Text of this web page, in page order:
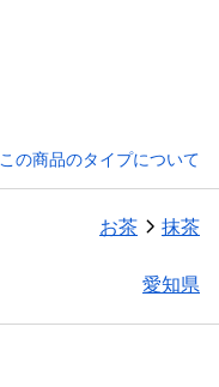
この商品のタイプについて
お茶 抹茶
愛知県